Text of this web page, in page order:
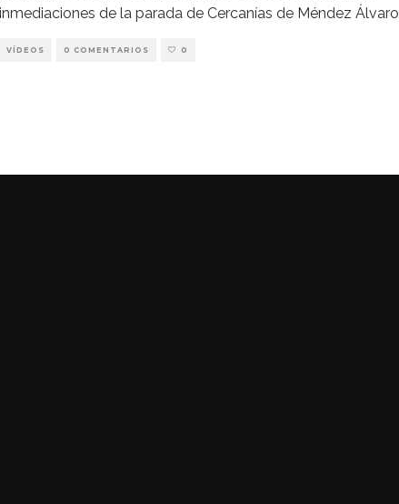
inmediaciones de la parada de Cercanías de Méndez Álvaro
VÍDEOS 0 COMENTARIOS 0